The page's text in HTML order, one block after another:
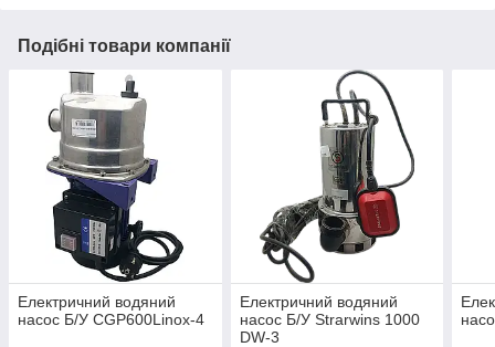
Подібні товари компанії
Електричний водяний
насос Б/У CGP600Linox-4
Електричний водяний
насос Б/У Strarwins 1000
DW-3